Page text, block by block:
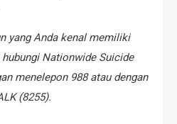
yang Anda kenal memiliki
Nationwide Suicide
menelepon 988 atau dengan
(8255)​.